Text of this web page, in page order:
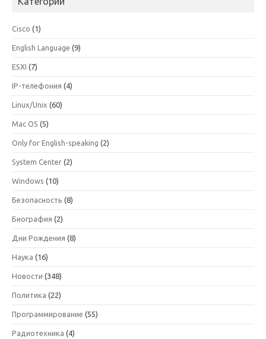
Cisco (1)
English Language (9)
ESXI (7)
IP-телефония (4)
Linux/Unix (60)
Mac OS (5)
Only for English-speaking (2)
System Center (2)
Windows (10)
Безопасность (8)
Биография (2)
Дни Рождения (8)
Наука (16)
Новости (348)
Политика (22)
Программирование (55)
Радиотехника (4)